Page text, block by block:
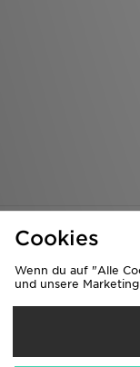
Cookies
Wenn du auf "Alle
und unsere